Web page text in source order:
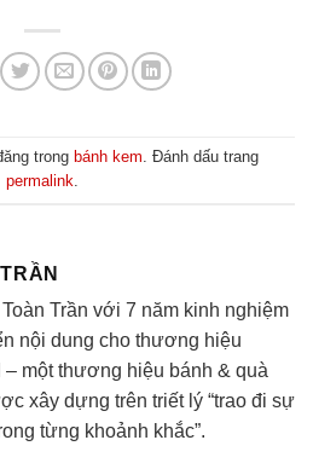
trong bánh kem. Đánh dấu trang
permalink.
Trần với 7 năm kinh nghiệm
nội dung cho thương hiệu
– một thương hiệu bánh & quà
xây dựng trên triết lý “trao đi sự
từng khoảnh khắc”.